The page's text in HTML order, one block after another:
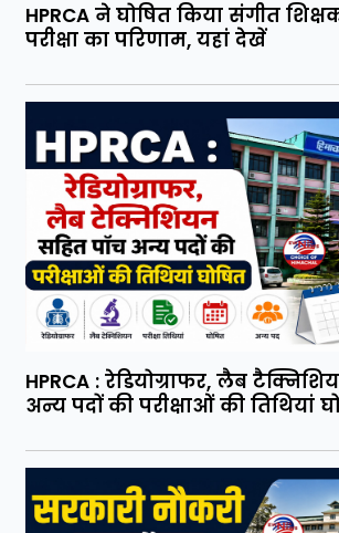
HPRCA ने घोषित किया संगीत
परीक्षा का परिणाम, यहां देखें
HPRCA : रेडियोग्राफर, लैब
अन्य पदों की परीक्षाओं की तिथियां